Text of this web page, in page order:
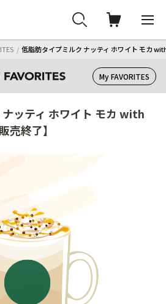
低脂肪タイプミルク ナッティ ホワイト モカ
My FAVORITES
ッティ ホワイト モカ with
売終了】